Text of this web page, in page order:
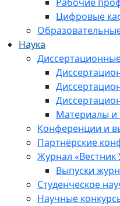
Цифровые
Наука
Материалы и
Конференции и
Партнёрские
Журнал «Вестник
Выпуски
Студенческое
Научные